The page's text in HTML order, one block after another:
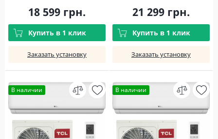
18 599 грн.
Купить в 1 клик
Заказать установку
21 299 грн.
Купить в 1 клик
Заказать установку
В наличии В наличии